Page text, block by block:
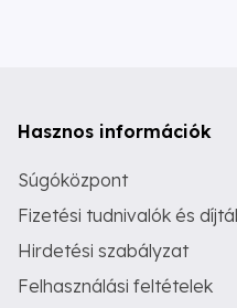
Hasznos információk
Súgóközpont
Fizetési tudnivalók és
Hirdetési szabályzat
Felhasználási feltételek